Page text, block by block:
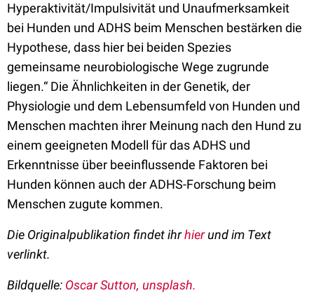
Hyperaktivität/Impulsivität und Unaufmerksamkeit
bei Hunden und ADHS beim Menschen bestärken die
Hypothese, dass hier bei beiden Spezies
gemeinsame neurobiologische Wege zugrunde
liegen.“ Die Ähnlichkeiten in der Genetik, der
Physiologie und dem Lebensumfeld von Hunden und
Menschen machten ihrer Meinung nach den Hund zu
einem geeigneten Modell für das ADHS und
Erkenntnisse über beeinflussende Faktoren bei
Hunden können auch der ADHS-Forschung beim
Menschen zugute kommen.
Die Originalpublikation findet ihrhierund im Text
verlinkt.
Bildquelle: Oscar Sutton, unsplash.